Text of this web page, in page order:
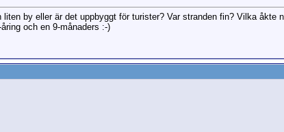
by eller är det uppbyggt för turister? Var stranden fin? Vilka åkte
och en 9-månaders :-)